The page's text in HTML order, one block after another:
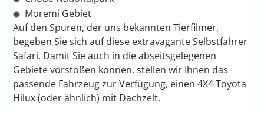
Moremi Gebiet
Auf den Spuren, der uns bekannten Tierfilmer,
begeben Sie sich auf diese extravagante Selbstfahrer
Safari. Damit Sie auch in die abseitsgelegenen
Gebiete vorstoßen können, stellen wir Ihnen das
passende Fahrzeug zur Verfügung, einen 4X4 Toyota
Hilux (oder ähnlich) mit Dachzelt.